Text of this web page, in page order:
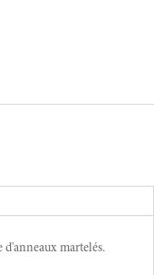
d'anneaux martelés.